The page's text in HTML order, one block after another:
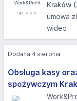
Kraków
umowa
wideo
Obsługa kasy
spożywczym
Dodana 4 sierpnia